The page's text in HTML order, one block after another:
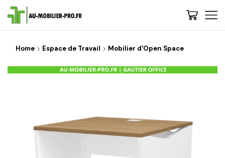
Home Espace de Travail Mobilier d'Open Space